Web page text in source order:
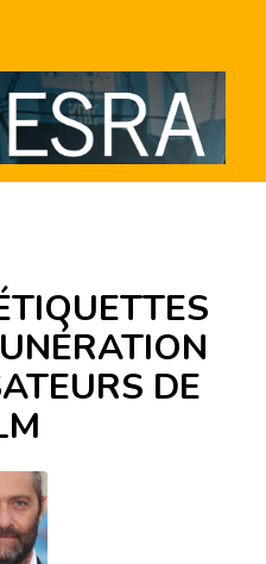
DE